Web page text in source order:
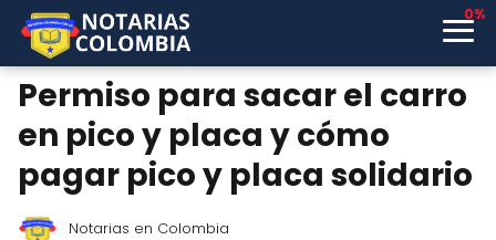
0%
Permiso para sacar el carro
en pico y placa y cómo
pagar pico y placa solidario
Notarias en Colombia